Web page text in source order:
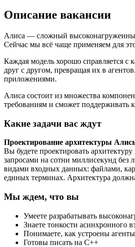
Описание вакансии
Алиса — сложный высоконагруженный
Сейчас мы всё чаще применяем для
Каждая модель хорошо справляется с
друг с другом, превращая их в
приложениями.
Алиса состоит из множества
требованиям и сможет поддерживать
Какие задачи вас ждут
Проектирование архитектуры
Вы будете проектировать
запросами на сотни миллисекунд без
видами входных данных: файлами,
единых терминах. Архитектура
Мы ждем, что вы
Умеете разрабатывать
Знаете тонкости асинхронного
Понимаете, как устроены агенты
Готовы писать на C++